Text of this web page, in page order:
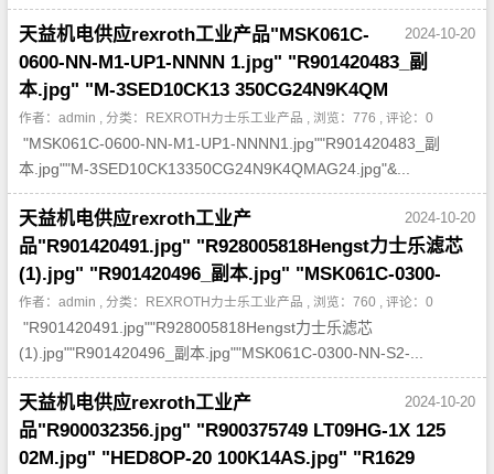
2024-10-20
天益机电供应rexroth工业产品"MSK061C-
0600-NN-M1-UP1-NNNN 1.jpg" "R901420483_副
本.jpg" "M-3SED10CK13 350CG24N9K4QM
作者：admin , 分类： REXROTH力士乐工业产品 , 浏览：776 , 评论：0
"MSK061C-0600-NN-M1-UP1-NNNN1.jpg""R901420483_副
本.jpg""M-3SED10CK13350CG24N9K4QMAG24.jpg"&...
2024-10-20
天益机电供应rexroth工业产
品"R901420491.jpg" "R928005818Hengst力士乐滤芯
(1).jpg" "R901420496_副本.jpg" "MSK061C-0300-
作者：admin , 分类： REXROTH力士乐工业产品 , 浏览：760 , 评论：0
"R901420491.jpg""R928005818Hengst力士乐滤芯
(1).jpg""R901420496_副本.jpg""MSK061C-0300-NN-S2-...
2024-10-20
天益机电供应rexroth工业产
品"R900032356.jpg" "R900375749 LT09HG-1X 125
02M.jpg" "HED8OP-20 100K14AS.jpg" "R1629